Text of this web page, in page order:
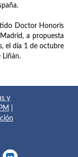
Doctor Honoris
a propuesta
el día 1 de octubre
Liñán.
y